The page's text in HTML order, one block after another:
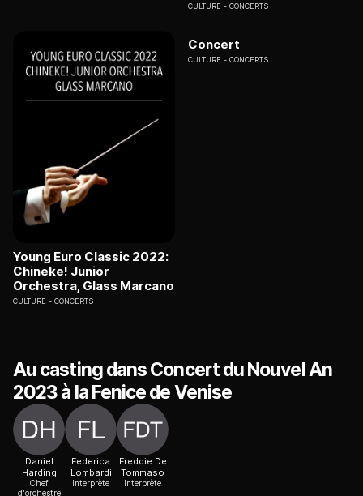
CULTURE CONCERTS
Young Euro Classic 2022:
Chineke! Junior
Orchestra, Glass Marcano
CULTURE CONCERTS
Concert
CULTURE CONCERTS
Au casting dans Concert du Nouvel An
2023 à la Fenice de Venise
Daniel
Harding
Chef
d'orchestre
Federica
Lombardi
Interprète
Freddie De
Tommaso
Interprète